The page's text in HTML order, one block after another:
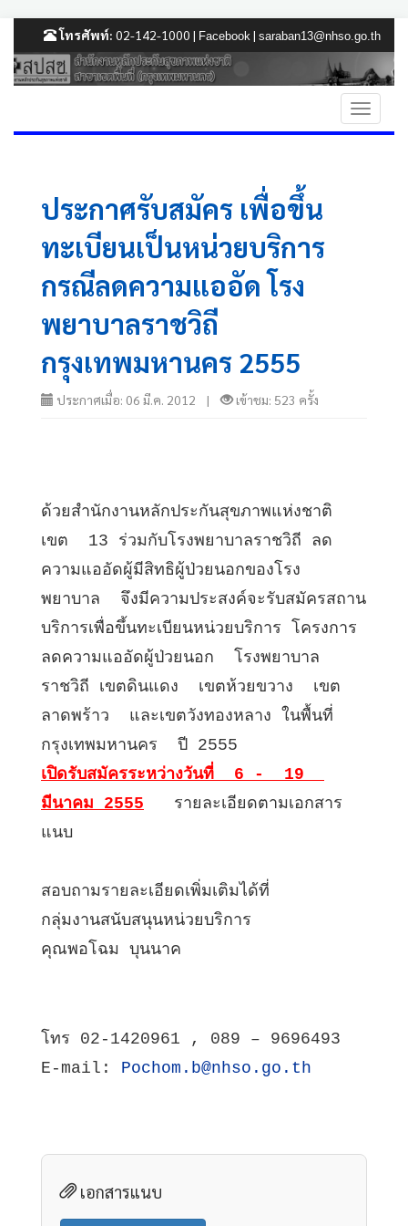
โทรศัพท์: 02-142-1000 | Facebook | saraban13@nhso.go.th
ประกาศรับสมัคร เพื่อขึ้น
ทะเบียนเป็นหน่วยบริการ
กรณีลดความแออัด โรง
พยาบาลราชวิถี
กรุงเทพมหานคร 2555
ประกาศเมื่อ: 06 มี.ค. 2012 | เข้าชม: 523 ครั้ง
ด้วยสำนักงานหลักประกันสุขภาพแห่งชาติ
เขต  13 ร่วมกับโรงพยาบาลราชวิถี ลด
ความแออัดผู้มีสิทธิผู้ป่วยนอกของโรง
พยาบาล  จึงมีความประสงค์จะรับสมัครสถาน
บริการเพื่อขึ้นทะเบียนหน่วยบริการ โครงการ
ลดความแออัดผู้ป่วยนอก  โรงพยาบาล
ราชวิถี เขตดินแดง  เขตห้วยขวาง  เขต
ลาดพร้าว  และเขตวังทองหลาง ในพื้นที่
กรุงเทพมหานคร  ปี 2555
เปิดรับสมัครระหว่างวันที่  6 -  19
มีนาคม 2555 รายละเอียดตามเอกสาร
แนบ
สอบถามรายละเอียดเพิ่มเติมได้ที่
กลุ่มงานสนับสนุนหน่วยบริการ
คุณพอโฉม บุนนาค
โทร 02-1420961 , 089 – 9696493
E-mail: Pochom.b@nhso.go.th
เอกสารแนบ